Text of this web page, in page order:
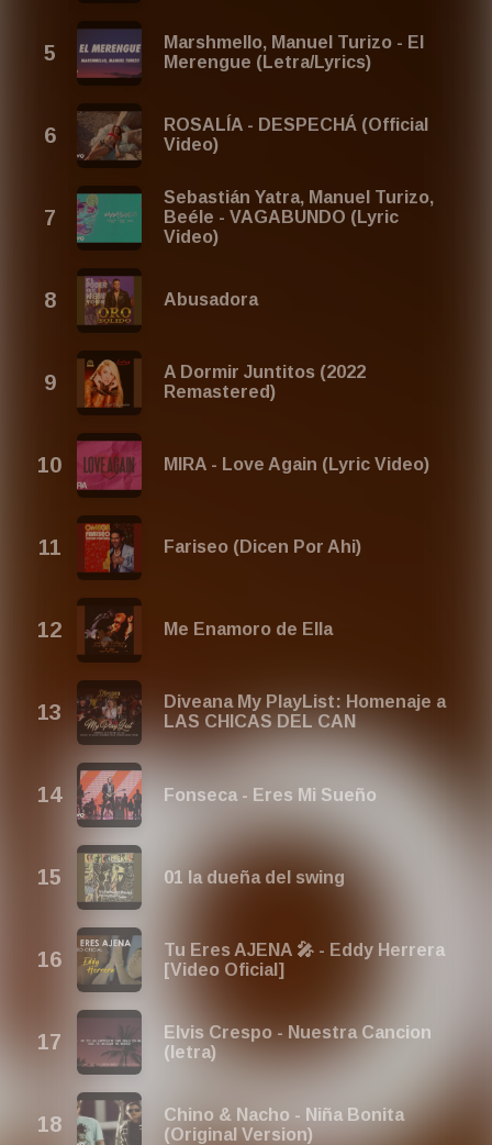
latin merengue
latin merengue music
musica merengue para bailar en fiestas
merengue 2026 mix
mezclas merengue 2026
mejores canciones merengue para bailar
musica merengue 2026
mezclas merengue mix
Last Year's Title: Mezclas 2025 Merengue - Latin
Bailar 2025)
Marshmello, Manuel Turizo - El
Merengue (Letra/Lyrics)
ROSALÍA - DESPECHÁ (Official
Video)
Sebastián Yatra, Manuel Turizo,
Beéle - VAGABUNDO (Lyric
Video)
Abusadora
A Dormir Juntitos (2022
Remastered)
MIRA - Love Again (Lyric Video)
Fariseo (Dicen Por Ahi)
Me Enamoro de Ella
Diveana My PlayList: Homenaje a
LAS CHICAS DEL CAN
Fonseca - Eres Mi Sueño
01 la dueña del swing
Tu Eres AJENA 🎤 - Eddy Herrera
[Video Oficial]
Elvis Crespo - Nuestra Cancion
(letra)
Chino & Nacho - Niña Bonita
(Original Version)